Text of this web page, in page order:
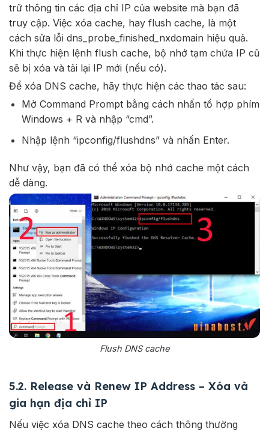
trữ thông tin các địa chỉ IP của website mà bạn đã
truy cập. Việc xóa cache, hay flush cache, là một
cách sửa lỗi dns_probe_finished_nxdomain hiệu quả.
Khi thực hiện lệnh flush cache, bộ nhớ tạm chứa IP cũ
sẽ bị xóa và tải lại IP mới (nếu có).
Để xóa DNS cache, hãy thực hiện các thao tác sau:
Mở Command Prompt bằng cách nhấn tổ hợp phím
Windows + R và nhập “cmd”.
Nhập lệnh “ipconfig/flushdns” và nhấn Enter.
Như vậy, bạn đã có thể xóa bộ nhớ cache một cách
dễ dàng.
Flush DNS cache
5.2. Release và Renew IP Address – Xóa và
gia hạn địa chỉ IP
Nếu việc xóa DNS cache theo cách thông thường